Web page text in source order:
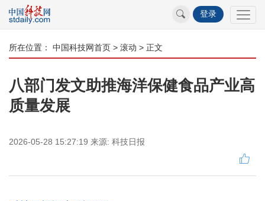
登录
所在位置： 中国科技网首页 > 滚动 > 正文
八部门发文助推海洋保健食品产业高
质量发展
2026-05-28 15:27:19 来源: 科技日报